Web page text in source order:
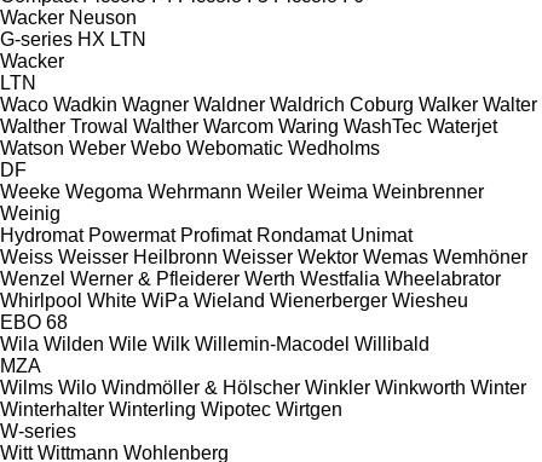
Wacker Neuson
G-series HX LTN
Wacker
LTN
Waco Wadkin Wagner Waldner Waldrich Coburg Walker Walter
Walther Trowal Walther Warcom Waring WashTec Waterjet
Watson Weber Webo Webomatic Wedholms
DF
Weeke Wegoma Wehrmann Weiler Weima Weinbrenner
Weinig
Hydromat Powermat Profimat Rondamat Unimat
Weiss Weisser Heilbronn Weisser Wektor Wemas Wemhöner
Wenzel Werner & Pfleiderer Werth Westfalia Wheelabrator
Whirlpool White WiPa Wieland Wienerberger Wiesheu
EBO 68
Wila Wilden Wile Wilk Willemin-Macodel Willibald
MZA
Wilms Wilo Windmöller & Hölscher Winkler Winkworth Winter
Winterhalter Winterling Wipotec Wirtgen
W-series
Witt Wittmann Wohlenberg